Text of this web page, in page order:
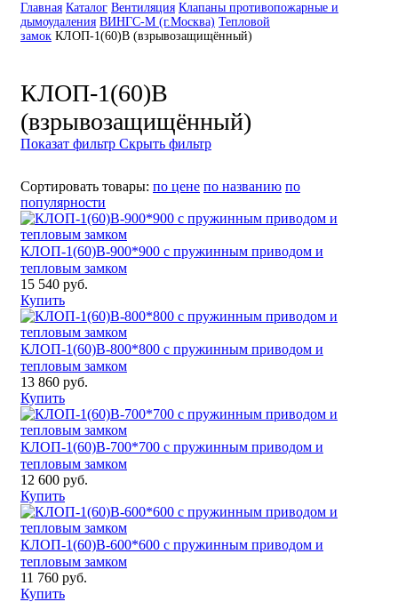
Главная Каталог Вентиляция Клапаны противопожарные и
дымоудаления ВИНГС-М (г.Москва) Тепловой
замок КЛОП-1(60)В (взрывозащищённый)
КЛОП-1(60)В
(взрывозащищённый)
Показат фильтр Скрыть фильтр
Сортировать товары: по цене по названию по
популярности
КЛОП-1(60)В-900*900 с пружинным приводом и
тепловым замком
15 540 руб.
Купить
КЛОП-1(60)В-800*800 с пружинным приводом и
тепловым замком
13 860 руб.
Купить
КЛОП-1(60)В-700*700 с пружинным приводом и
тепловым замком
12 600 руб.
Купить
КЛОП-1(60)В-600*600 с пружинным приводом и
тепловым замком
11 760 руб.
Купить